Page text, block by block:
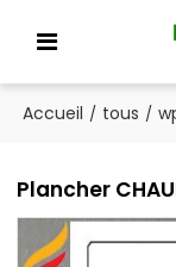
Accueil / tous /
Plancher